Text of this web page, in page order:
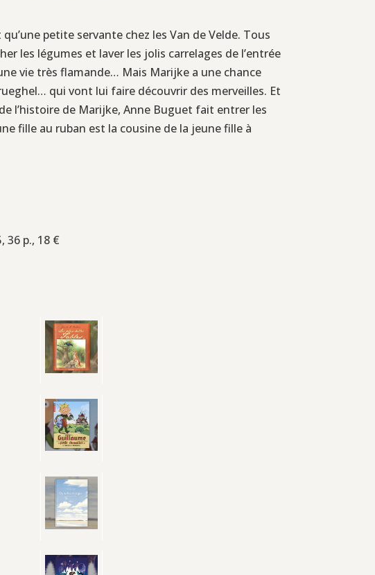
petite servante chez les Van de Velde. Tous
les légumes et laver les jolis carrelages de l’entrée
vie très flamande… Mais Marijke a une chance
qui vont lui faire découvrir des merveilles. Et
l’histoire de Marijke, Anne Buguet fait entrer les
fille au ruban est la cousine de la jeune fille à
36 p., 18 €